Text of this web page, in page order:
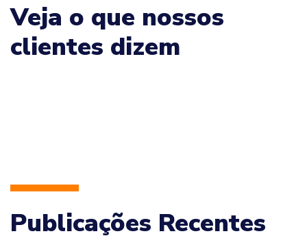
Veja o que nossos
clientes dizem
Publicações Recentes